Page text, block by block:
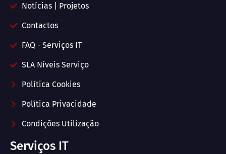
Notícias | Projetos
Contactos
FAQ - Serviços IT
SLA Níveis Serviço
Política Cookies
Política Privacidade
Condições Utilização
Serviços IT